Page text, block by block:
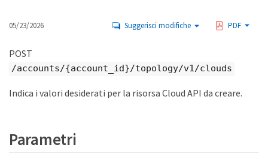
05/23/2026 Suggerisci modifiche PDF
POST
/accounts/{account_id}/topology/v1/clouds
Indica i valori desiderati per la risorsa Cloud API da creare.
Parametri